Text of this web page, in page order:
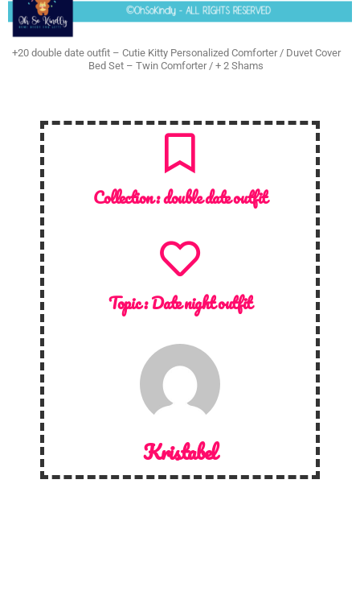
+20 double date outfit – Cutie Kitty Personalized Comforter / Duvet Cover
Bed Set – Twin Comforter / + 2 Shams
Collection :double date outfit
Topic :Date night outfit
Kristabel